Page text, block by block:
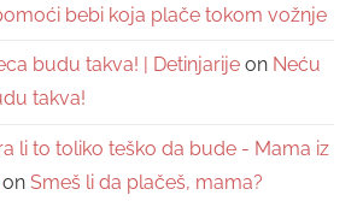
bebi koja plače tokom vožnje
budu takva! | Detinjarije on Neću
takva!
li to toliko teško da bude - Mama iz
on Smeš li da plačeš, mama?